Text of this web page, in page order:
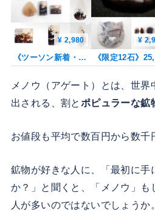
¥ 2,980
《ツーソン新着・限定7石》デンドリティックアゲート（デンドリティッククォーツ）ガチャ1石ルース《複数購入割引有》
¥
メノウ（アゲート）とは、世
出される、割と ポピュラーな鉱
お値段も平均で数百円から数千
鉱物が好きな人に、「最初に手
か？」と聞くと、「メノウ」も
人が多いのではないでしょうか。